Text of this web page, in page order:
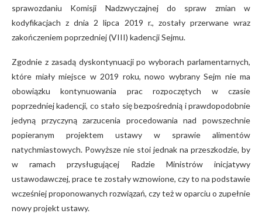
sprawozdaniu Komisji Nadzwyczajnej do spraw zmian w
kodyfikacjach z dnia 2 lipca 2019 r., zostały przerwane wraz
zakończeniem poprzedniej (VIII) kadencji Sejmu.
Zgodnie z zasadą dyskontynuacji po wyborach parlamentarnych,
które miały miejsce w 2019 roku, nowo wybrany Sejm nie ma
obowiązku kontynuowania prac rozpoczętych w czasie
poprzedniej kadencji, co stało się bezpośrednią i prawdopodobnie
jedyną przyczyną zarzucenia procedowania nad powszechnie
popieranym projektem ustawy w sprawie alimentów
natychmiastowych. Powyższe nie stoi jednak na przeszkodzie, by
w ramach przysługującej Radzie Ministrów inicjatywy
ustawodawczej, prace te zostały wznowione, czy to na podstawie
wcześniej proponowanych rozwiązań, czy też w oparciu o zupełnie
nowy projekt ustawy.